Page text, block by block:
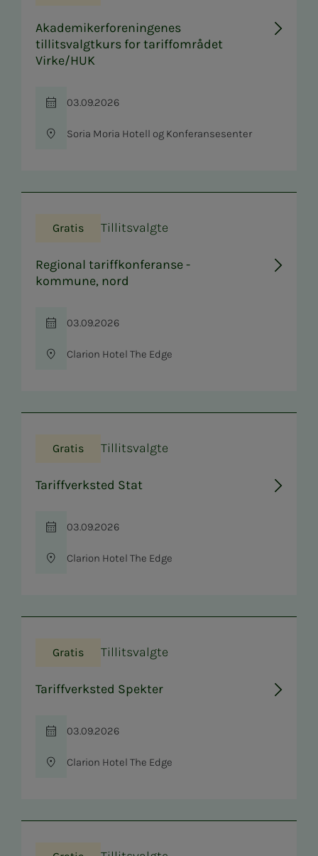
Akademikerforeningenes
tillitsvalgtkurs for tariffområdet
Virke/HUK
Tid
03.09.2026
Sted
Soria Moria Hotell og Konferansesenter
Gratis Tillitsvalgte
Regional tariffkonferanse -
kommune, nord
Tid
03.09.2026
Sted
Clarion Hotel The Edge
Gratis Tillitsvalgte
Tariffverksted Stat
Tid
03.09.2026
Sted
Clarion Hotel The Edge
Gratis Tillitsvalgte
Tariffverksted Spekter
Tid
03.09.2026
Sted
Clarion Hotel The Edge